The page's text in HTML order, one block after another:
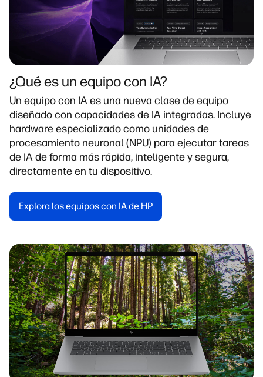
¿Qué es un equipo con IA?
Un equipo con IA es una nueva clase de equipo
diseñado con capacidades de IA integradas. Incluye
hardware especializado como unidades de
procesamiento neuronal (NPU) para ejecutar tareas
de IA de forma más rápida, inteligente y segura,
directamente en tu dispositivo.
Explora los equipos con IA de HP